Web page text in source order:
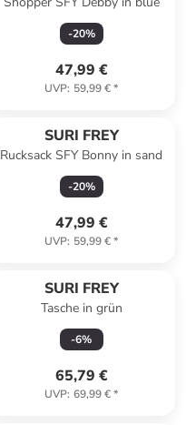
-20%
47,99 €
UVP: 59,99 €*
SURI FREY
Rucksack SFY Bonny in sand
-20%
47,99 €
UVP: 59,99 €*
SURI FREY
Tasche in grün
-6%
65,79 €
UVP: 69,99 €*